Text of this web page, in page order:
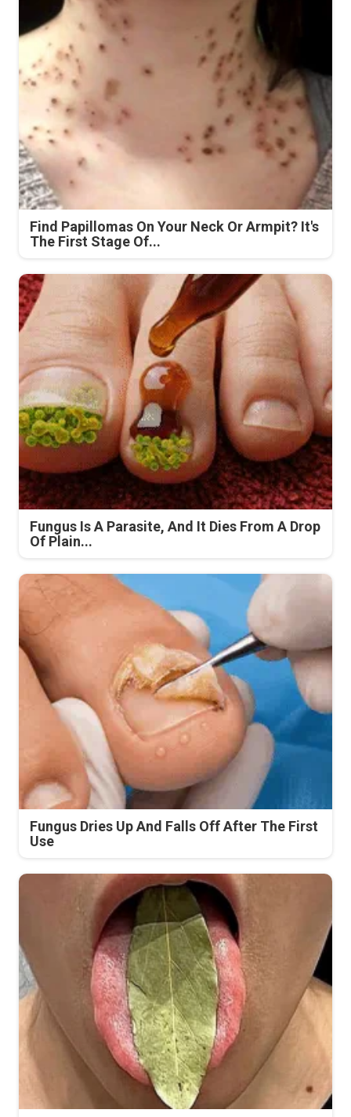
Find Papillomas On Your Neck Or Armpit? It's
The First Stage Of...
Fungus Is A Parasite, And It Dies From A Drop
Of Plain...
Fungus Dries Up And Falls Off After The First
Use